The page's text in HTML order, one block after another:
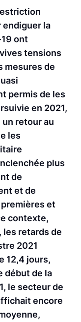
endiguer la
ont
tensions
mesures de
permis de les
en 2021,
retour au
les
plus
de
et de
et
contexte,
les retards de
2021
12,4 jours,
début de la
le secteur de
encore